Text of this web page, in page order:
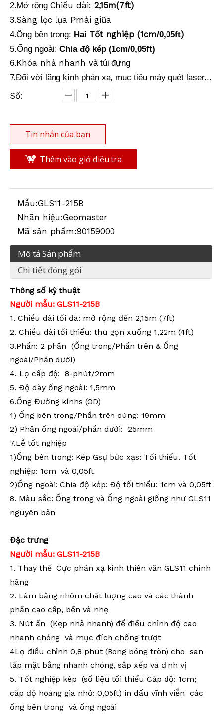
2.Mở rộng Chiều dài: 2,15m(7ft)
3.Sàng lọc lụa Pmài giũa
4.Ống bên trong: Hai Tốt nghiệp (1cm/0,05ft)
5.Ống ngoài: Chia độ kép (1cm/0,05ft)
6.Khóa nhả nhanh và túi đựng
7.Đối với lăng kính phản xạ, mục tiêu máy quét laser...
Số:
Tin nhắn của bạn
Thêm vào giỏ điều tra
Mẫu:GLS11-215B
Nhãn hiệu:Geomaster
Mã sản phẩm:90159000
Mô tả Sản phẩm
Chi tiết đóng gói
Thông số kỹ thuật
Người mẫu: GLS11-215B
1. Chiều dài tối đa: mở rộng đến 2,15m (7ft)
2. Chiều dài tối thiểu: thu gọn xuống 1,22m (4ft)
3.Phần: 2 phần (Ống trong/Phần trên & Ống
ngoài/Phần dưới)
4. Lọ cấp độ: 8-phút/2mm
5. Độ dày ống ngoài: 1,5mm
6.Ống Đường kínhs (OD)
1) Ống bên trong/Phần trên cùng: 19mm
2) Phần ống ngoài/phần dưới: 25mm
7.Lễ tốt nghiệp
1)Ống bên trong: Kép Gsự bức xạs: Tối thiểu. Tốt
nghiệp: 1cm và 0,05ft
2)Ống ngoài: Chia độ kép: Độ tối thiểu: 1cm và 0,05ft
8. Màu sắc: Ống trong và Ống ngoài giống như GLS11
nguyên bản
Đặc trưng
Người mẫu: GLS11-215B
1. Thay thế Cực phản xạ kính thiên văn GLS11 chính
hãng
2. Làm bằng nhôm chất lượng cao và các thành
phần cao cấp, bền và nhẹ
3. Nút ấn (Kẹp nhả nhanh) để điều chỉnh độ cao
nhanh chóng và mục đích chống trượt
4Lọ điều chỉnh 0,8 phút (Bong bóng tròn) cho san
lấp mặt bằng nhanh chóng, sắp xếp và định vị
5. Tốt nghiệp kép (số liệu tối thiểu Cấp độ: 1cm;
cấp độ hoàng gia nhỏ: 0,05ft) in dấu vĩnh viễn các
ống bên trong và ống ngoài